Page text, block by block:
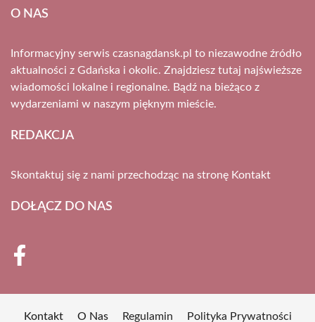
O NAS
Informacyjny serwis czasnagdansk.pl to niezawodne źródło
aktualności z Gdańska i okolic. Znajdziesz tutaj najświeższe
wiadomości lokalne i regionalne. Bądź na bieżąco z
wydarzeniami w naszym pięknym mieście.
REDAKCJA
Skontaktuj się z nami przechodząc na stronę Kontakt
DOŁĄCZ DO NAS
Kontakt O Nas Regulamin Polityka Prywatności